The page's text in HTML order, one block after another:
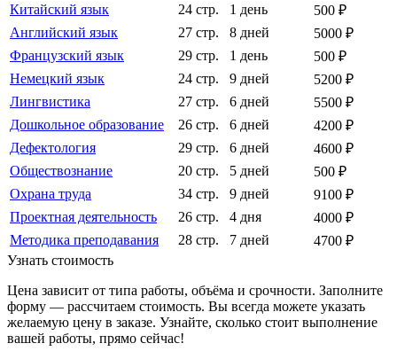
Китайский язык
24 стр. 1 день
500 ₽
Английский язык
27 стр. 8 дней
5000 ₽
Французский язык
29 стр. 1 день
500 ₽
Немецкий язык
24 стр. 9 дней
5200 ₽
Лингвистика
27 стр. 6 дней
5500 ₽
Дошкольное образование
26 стр. 6 дней
4200 ₽
Дефектология
29 стр. 6 дней
4600 ₽
Обществознание
20 стр. 5 дней
500 ₽
Охрана труда
34 стр. 9 дней
9100 ₽
Проектная деятельность
26 стр. 4 дня
4000 ₽
Методика преподавания
28 стр. 7 дней
4700 ₽
Узнать стоимость
Цена зависит от типа работы, объёма и срочности. Заполните
форму — рассчитаем стоимость. Вы всегда можете указать
желаемую цену в заказе. Узнайте, сколько стоит выполнение
вашей работы, прямо сейчас!